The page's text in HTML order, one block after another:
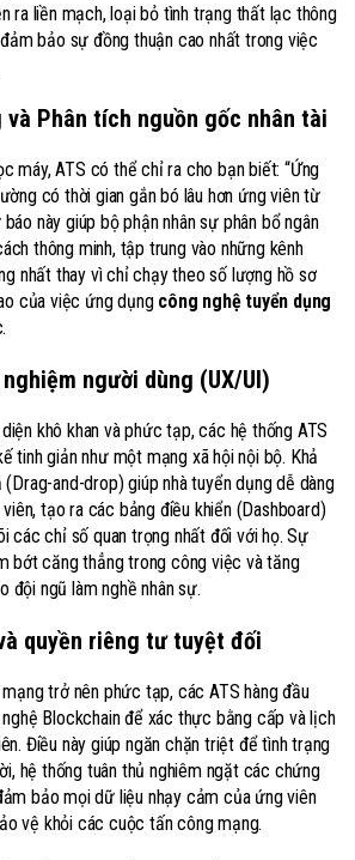
ra liền mạch, loại bỏ tình trạng thất lạc thông
bảo sự đồng thuận cao nhất trong việc
và Phân tích nguồn gốc nhân tài
máy, ATS có thể chỉ ra cho bạn biết: “Ứng
có thời gian gắn bó lâu hơn ứng viên từ
này giúp bộ phận nhân sự phân bổ ngân
thông minh, tập trung vào những kênh
nhất thay vì chỉ chạy theo số lượng hồ sơ
của việc ứng dụng công nghệ tuyển dụng
người dùng (UX/UI)
khô khan và phức tạp, các hệ thống ATS
tinh giản như một mạng xã hội nội bộ. Khả
and-drop) giúp nhà tuyển dụng dễ dàng
tạo ra các bảng điều khiển (Dashboard)
các chỉ số quan trọng nhất đối với họ. Sự
bớt căng thẳng trong công việc và tăng
đội ngũ làm nghề nhân sự.
quyền riêng tư tuyệt đối
trở nên phức tạp, các ATS hàng đầu
Blockchain để xác thực bằng cấp và lịch
Điều này giúp ngăn chặn triệt để tình trạng
hệ thống tuân thủ nghiêm ngặt các chứng
bảo mọi dữ liệu nhạy cảm của ứng viên
vệ khỏi các cuộc tấn công mạng.